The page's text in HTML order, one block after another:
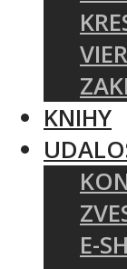
KNIHY
E-